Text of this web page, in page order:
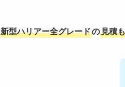
新型ハリアー全グレードの見積